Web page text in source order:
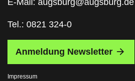
E-Mail: augsburg@augsburg.de
Tel.: 0821 324-0
Anmeldung Newsletter
Impressum